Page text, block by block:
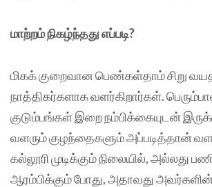
மாற்றம் நிகழ்ந்தது எப்படி?
மிகக் குறைவான பெண்கள்தாம் சிறு
நாத்திகர்களாக வளர்கிறார்கள்.
குடும்பங்கள் இறை நம்பிக்கையுடன்
வளரும் குழந்தைகளும் அப்படித்தான்
கல்லூரி முடிக்கும் நிலையில், அல்லது
ஆரம்பிக்கும் போது, அதாவது